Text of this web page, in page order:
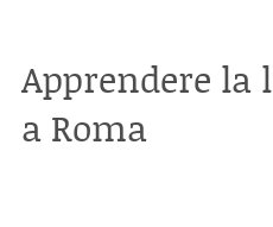
Apprendere
a Roma